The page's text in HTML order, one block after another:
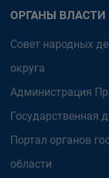
ОРГАНЫ ВЛАСТИ
Совет народных
округа
Администрация
Государственная
Портал органов
области